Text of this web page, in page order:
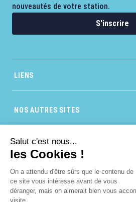
Salut c'est nous...
les Cookies !
On a attendu d'être sûrs que le contenu de
ce site vous intéresse avant de vous
déranger, mais on aimerait bien vous
visite...
nouveautés de votre station.
S'inscrire
LIENS
NOS AUTRES SITES